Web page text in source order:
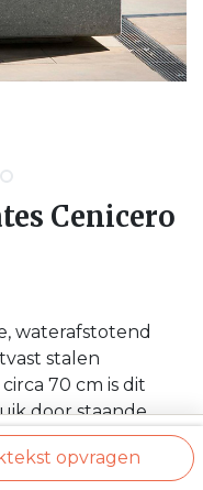
Cenicero
waterafstotend
stalen
70 cm is dit
door staande
voor iemand die
voor
opvragen